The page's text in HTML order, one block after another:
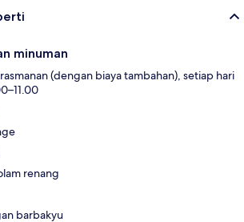
minuman
(dengan biaya tambahan), setiap hari
renang
barbakyu